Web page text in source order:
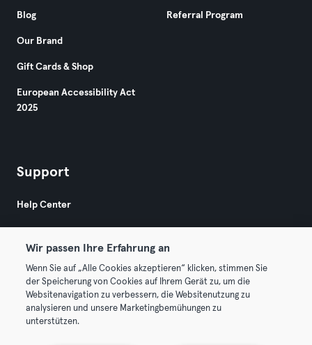
Blog
Our Brand
Gift Cards & Shop
European Accessibility Act
2025
Referral Program
Support
Help Center
© 2026 Urban Sports Group GmbH. All rights reserved.
Terms & Conditions
Wir passen Ihre Erfahrung an
Wenn Sie auf „Alle Cookies akzeptieren“ klicken, stimmen Sie
der Speicherung von Cookies auf Ihrem Gerät zu, um die
Websitenavigation zu verbessern, die Websitenutzung zu
analysieren und unsere Marketingbemühungen zu
unterstützen.